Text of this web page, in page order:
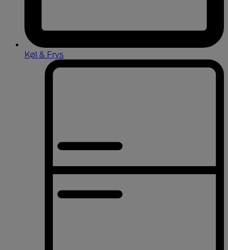
Køl & Frys